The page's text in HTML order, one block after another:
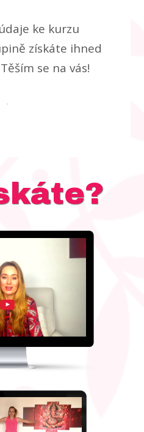
ke kurzu
získáte ihned
se na vás!